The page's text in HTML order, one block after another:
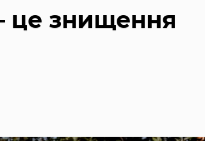
це знищення